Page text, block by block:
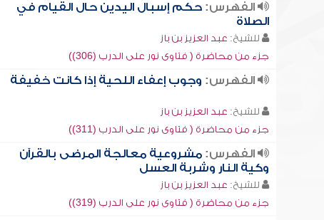
الفهرس:حكم إسبال اليدين حال القيام في
الصلاة
للشيخ: عبد العزيز بن باز
جزء من محاضرة ( فتاوى نور على الدرب (306))
الفهرس: وجوب إعفاء اللحية إذا كانت خفيفة
للشيخ: عبد العزيز بن باز
جزء من محاضرة ( فتاوى نور على الدرب (311))
الفهرس:مشروعية معالجة المرضى بالقرآن
وكية النار وشربة العسل
للشيخ: عبد العزيز بن باز
جزء من محاضرة ( فتاوى نور على الدرب (319))